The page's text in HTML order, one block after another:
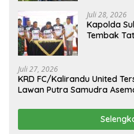
Juli 28, 2026
Kapolda
Tembak
Juli 27, 2026
KRD FC/Kalirandu United
Lawan Putra Samudra